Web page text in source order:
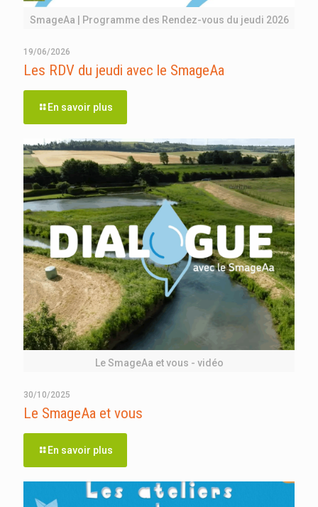
SmageAa | Programme des Rendez-vous du jeudi 2026
19/06/2026
Les RDV du jeudi avec le SmageAa
En savoir plus
Le SmageAa et vous - vidéo
30/10/2025
Le SmageAa et vous
En savoir plus